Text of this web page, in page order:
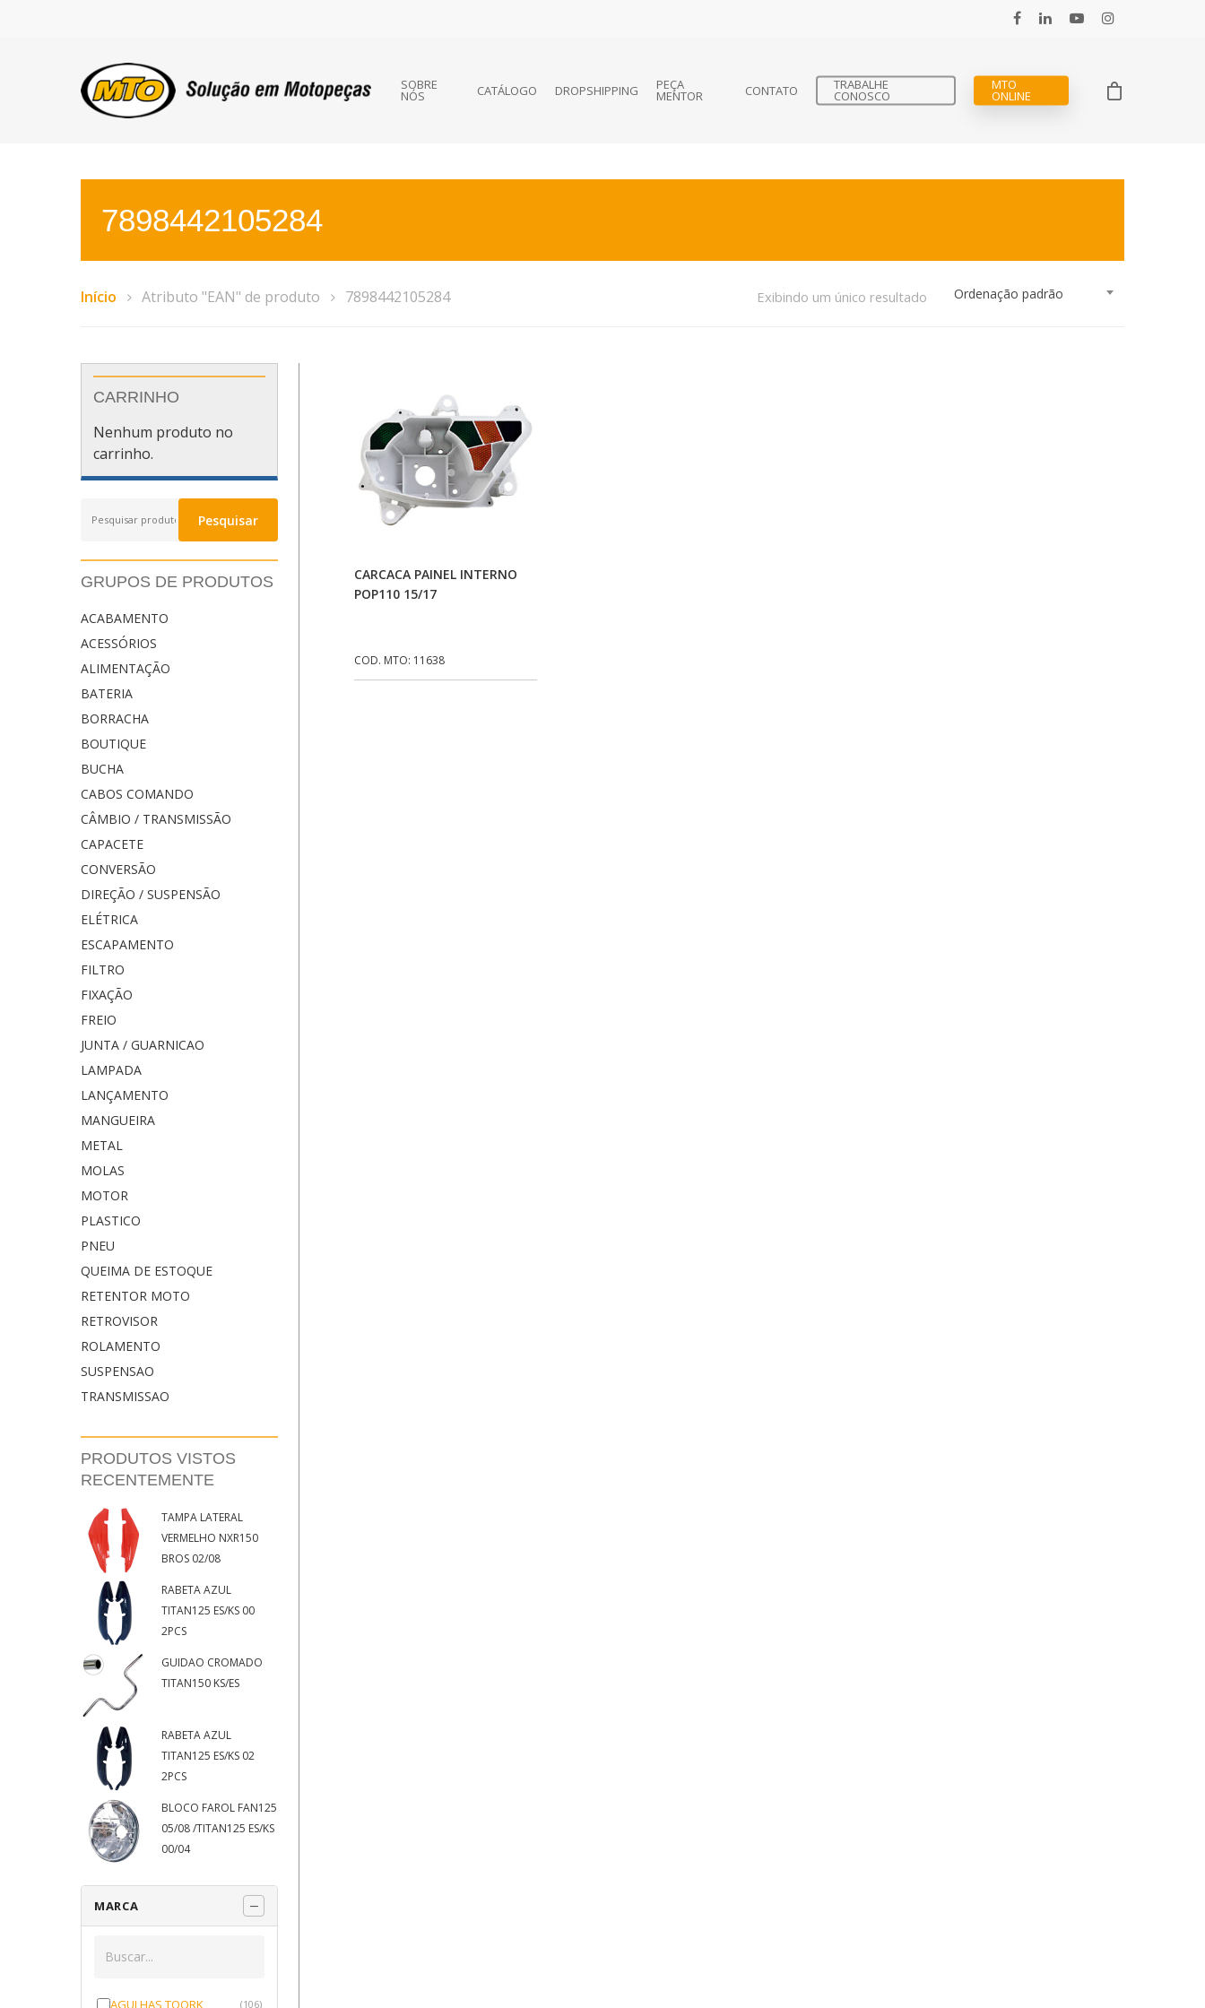
SOBRE
NÓS CATÁLOGO DROPSHIPPING PEÇA
MENTOR CONTATO TRABALHE
CONOSCO
MTO
ONLINE
7898442105284
Ordenação padrão
Exibindo um único resultado
Início Atributo "EAN" de produto 7898442105284
CARRINHO
Nenhum produto no
carrinho.
por:
Pesquisar
GRUPOS DE PRODUTOS
ACABAMENTO
ACESSÓRIOS
ALIMENTAÇÃO
BATERIA
BORRACHA
BOUTIQUE
BUCHA
CABOS COMANDO
CÂMBIO / TRANSMISSÃO
CAPACETE
CONVERSÃO
DIREÇÃO / SUSPENSÃO
ELÉTRICA
ESCAPAMENTO
FILTRO
FIXAÇÃO
FREIO
JUNTA / GUARNICAO
LAMPADA
LANÇAMENTO
MANGUEIRA
METAL
MOLAS
MOTOR
PLASTICO
PNEU
QUEIMA DE ESTOQUE
RETENTOR MOTO
RETROVISOR
ROLAMENTO
SUSPENSAO
TRANSMISSAO
PRODUTOS VISTOS
RECENTEMENTE
TAMPA LATERAL
VERMELHO NXR150
BROS 02/08
RABETA AZUL
TITAN125 ES/KS 00
2PCS
GUIDAO CROMADO
TITAN150 KS/ES
RABETA AZUL
TITAN125 ES/KS 02
2PCS
BLOCO FAROL FAN125
05/08 /TITAN125 ES/KS
00/04
MARCA
AGULHAS TOORK (106)
Adicionar Ao Carrinho
CARCACA PAINEL INTERNO
POP110 15/17
COD. MTO: 11638